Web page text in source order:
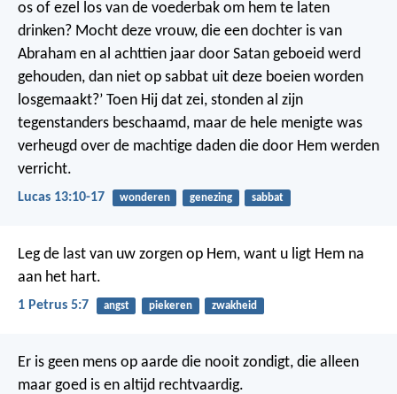
os of ezel los van de voederbak om hem te laten
drinken? Mocht deze vrouw, die een dochter is van
Abraham en al achttien jaar door Satan geboeid werd
gehouden, dan niet op sabbat uit deze boeien worden
losgemaakt?’ Toen Hij dat zei, stonden al zijn
tegenstanders beschaamd, maar de hele menigte was
verheugd over de machtige daden die door Hem werden
verricht.
Lucas 13:10-17 wonderen genezing sabbat
Leg de last van uw zorgen op Hem, want u ligt Hem na
aan het hart.
1 Petrus 5:7 angst piekeren zwakheid
Er is geen mens op aarde die nooit zondigt, die alleen
maar goed is en altijd rechtvaardig.